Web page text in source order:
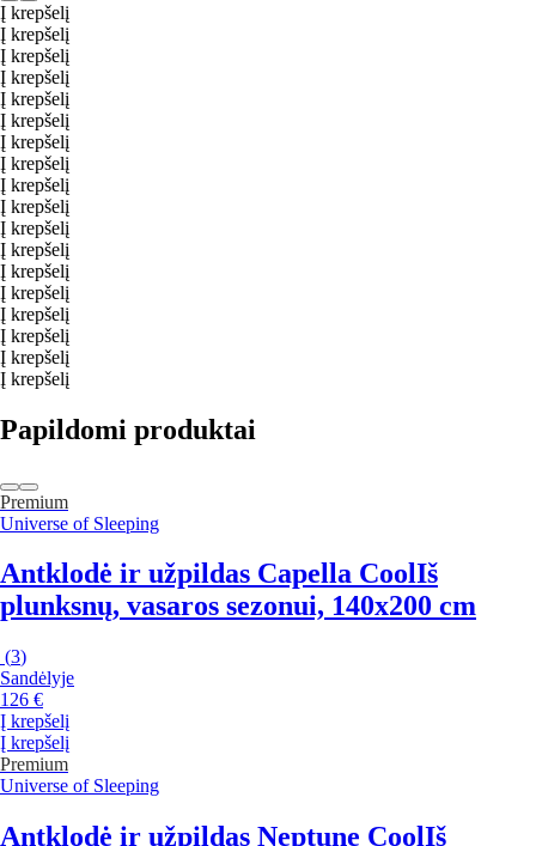
Į krepšelį
Į krepšelį
Į krepšelį
Į krepšelį
Į krepšelį
Į krepšelį
Į krepšelį
Į krepšelį
Į krepšelį
Į krepšelį
Į krepšelį
Į krepšelį
Į krepšelį
Į krepšelį
Į krepšelį
Į krepšelį
Į krepšelį
Į krepšelį
Papildomi produktai
Premium
Universe of Sleeping
Antklodė ir užpildas Capella CoolIš
plunksnų, vasaros sezonui, 140x200 cm
(3)
Sandėlyje
126 €
Į krepšelį
Į krepšelį
Premium
Universe of Sleeping
Antklodė ir užpildas Neptune CoolIš